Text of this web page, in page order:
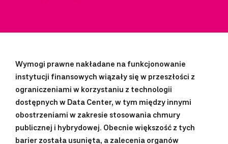
Wymogi prawne nakładane na funkcjonowanie
instytucji finansowych wiązały się w przeszłości z
ograniczeniami w korzystaniu z technologii
dostępnych w Data Center, w tym między innymi
obostrzeniami w zakresie stosowania chmury
publicznej i hybrydowej. Obecnie większość z tych
barier została usunięta, a zalecenia organów